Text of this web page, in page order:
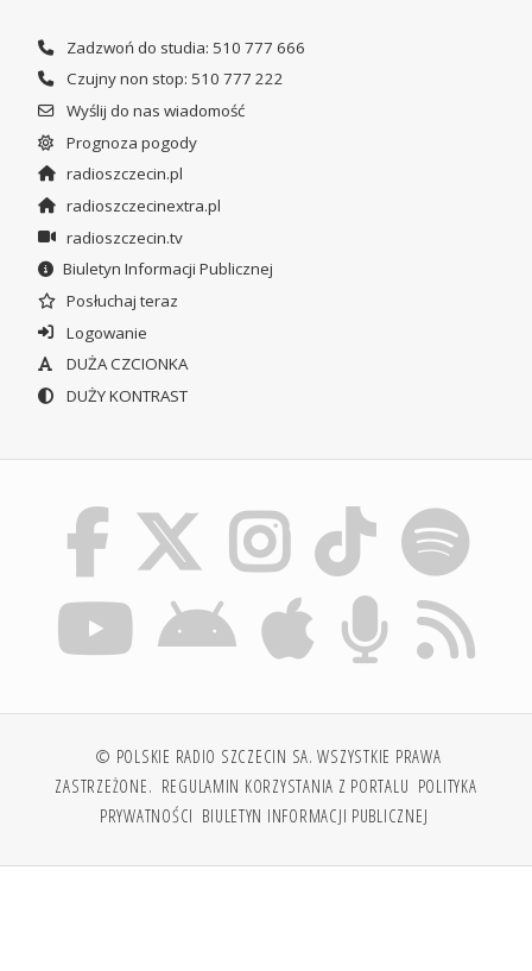
Zadzwoń do studia: 510 777 666
Czujny non stop: 510 777 222
Wyślij do nas wiadomość
Prognoza pogody
radioszczecin.pl
radioszczecinextra.pl
radioszczecin.tv
Biuletyn Informacji Publicznej
Posłuchaj teraz
Logowanie
DUŻA CZCIONKA
DUŻY KONTRAST
© POLSKIE RADIO SZCZECIN SA. WSZYSTKIE PRAWA
ZASTRZEŻONE. REGULAMIN KORZYSTANIA Z PORTALU POLITYKA
PRYWATNOŚCI BIULETYN INFORMACJI PUBLICZNEJ